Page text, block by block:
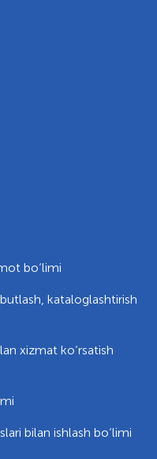
bo‘limi
kataloglashtirish
xizmat ko‘rsatish
bilan ishlash bo‘limi